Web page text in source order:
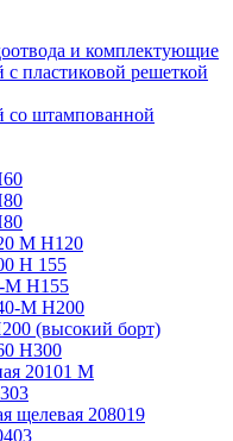
и комплектующие
пластиковой решеткой
со штампованной
М H120
Н 155
М H155
М H200
(высокий борт)
Н300
20101 М
щелевая 208019